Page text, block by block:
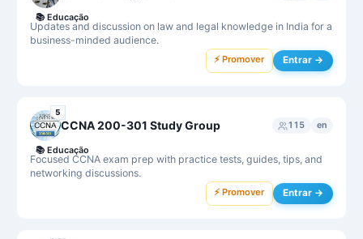
Updates and discussion on law and legal knowledge in India for a
business-minded audience.
📚 Educação
⚡ Promover Entrar →
5
CCNA 200-301 Study Group 115 en
Focused CCNA exam prep with practice tests, guides, tips, and
networking discussions.
📚 Educação
⚡ Promover Entrar →